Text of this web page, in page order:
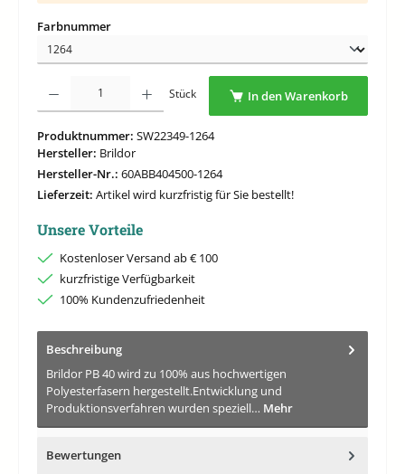
Farbnummerauswählen
Produkt Anzahl: Gib den gewünschten Wert ein oder benutze die Schaltflächen um
Stück In den Warenkorb
Produktnummer: SW22349-1264
Hersteller: Brildor
Hersteller-Nr.: 60ABB404500-1264
Lieferzeit: Artikel wird kurzfristig für Sie bestellt!
Unsere Vorteile
Kostenloser Versand ab € 100
kurzfristige Verfügbarkeit
100% Kundenzufriedenheit
Beschreibung
Brildor PB 40 wird zu 100% aus hochwertigen
Polyesterfasern hergestellt.Entwicklung und
Produktionsverfahren wurden speziell… Mehr
Bewertungen